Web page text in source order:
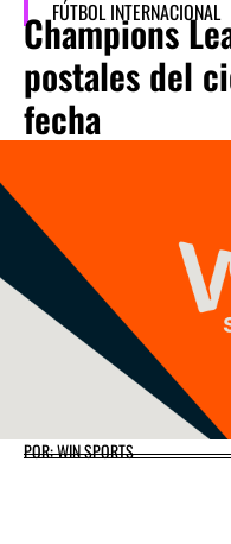
FÚTBOL INTERNACIONAL
Champions
postales del
fecha
POR: WIN SPORTS